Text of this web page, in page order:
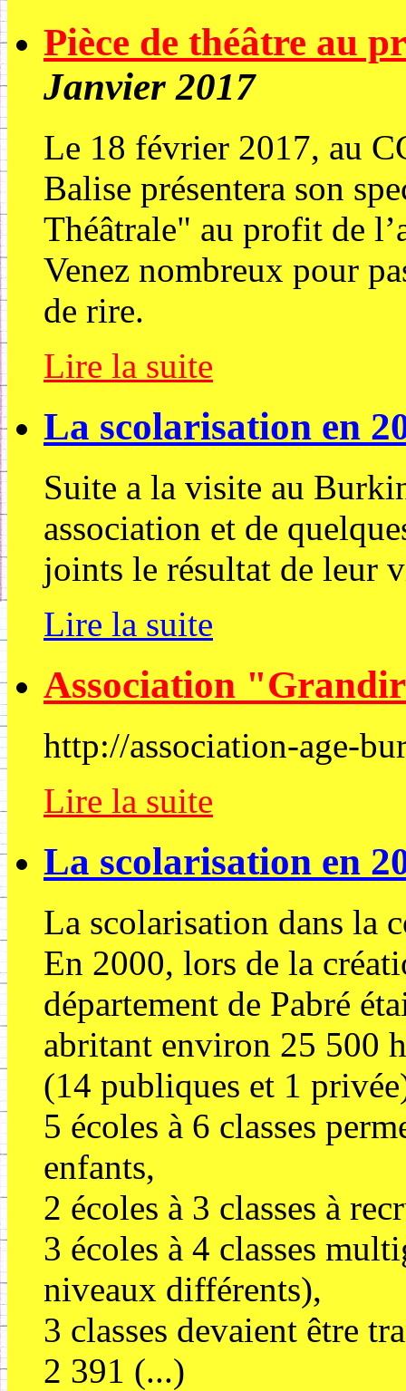
Pièce de théâtre au
Janvier 2017
Le 18 février 2017, au
Balise présentera son
Théâtrale" au profit de
Venez nombreux pour
de rire.
Lire la suite
La scolarisation en
Suite a la visite au
association et de
joints le résultat de leur
Lire la suite
Association
http://association-age-
Lire la suite
La scolarisation en
La scolarisation dans la
En 2000, lors de la
département de Pabré
abritant environ 25 500
(14 publiques et 1
5 écoles à 6 classes
enfants,
2 écoles à 3 classes à
3 écoles à 4 classes
niveaux différents),
3 classes devaient être
2 391 (...)